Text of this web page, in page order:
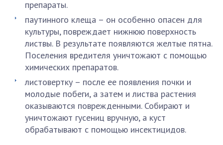
препараты.
паутинного клеща – он особенно опасен для
культуры, повреждает нижнюю поверхность
листвы. В результате появляются желтые пятна.
Поселения вредителя уничтожают с помощью
химических препаратов.
листовертку – после ее появления почки и
молодые побеги, а затем и листва растения
оказываются поврежденными. Собирают и
уничтожают гусениц вручную, а куст
обрабатывают с помощью инсектицидов.